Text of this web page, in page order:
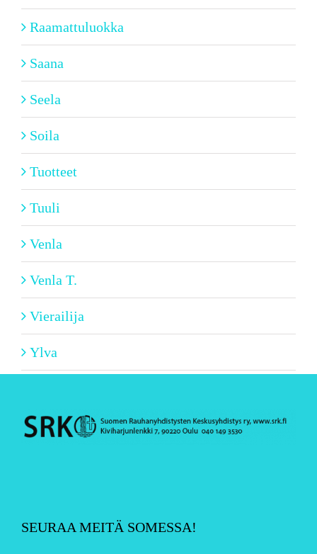
Raamattuluokka
Saana
Seela
Soila
Tuotteet
Tuuli
Venla
Venla T.
Vierailija
Ylva
SEURAA MEITÄ SOMESSA!